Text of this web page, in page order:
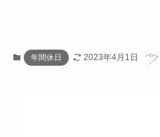
年間休日 2023年4月1日